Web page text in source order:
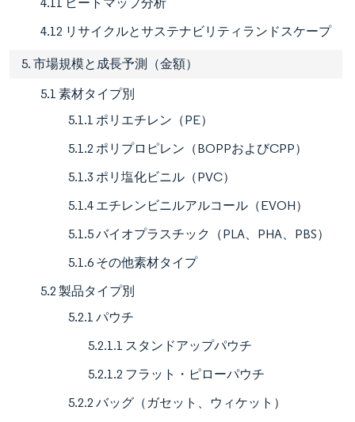
4.12 リサイクルとサステナビリティランドスケープ
5. 市場規模と成長予測（金額）
5.1 素材タイプ別
5.1.1 ポリエチレン（PE）
5.1.2 ポリプロピレン（BOPPおよびCPP）
5.1.3 ポリ塩化ビニル（PVC）
5.1.4 エチレンビニルアルコール（EVOH）
5.1.5 バイオプラスチック（PLA、PHA、PBS）
5.1.6 その他素材タイプ
5.2 製品タイプ別
5.2.1 パウチ
5.2.1.1 スタンドアップパウチ
5.2.1.2 フラット・ピローパウチ
5.2.2 バッグ（ガセット、ウィケット）